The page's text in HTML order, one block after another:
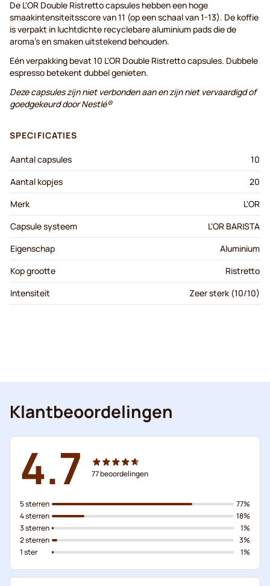
De L'OR Double Ristretto capsules hebben een hoge
smaakintensiteitsscore van 11 (op een schaal van 1-13). De koffie
is verpakt in luchtdichte recyclebare aluminium pads die de
aroma's en smaken uitstekend behouden.
Eén verpakking bevat 10 L'OR Double Ristretto capsules. Dubbele
espresso betekent dubbel genieten.
Deze capsules zijn niet verbonden aan en zijn niet vervaardigd of
goedgekeurd door Nestlé®
SPECIFICATIES
Aantal capsules
10
Aantal kopjes
20
Merk
L'OR
Capsule systeem
L'OR BARISTA
Eigenschap
Aluminium
Kop grootte
Ristretto
Intensiteit
Zeer sterk (10/10)
Klantbeoordelingen
4.7 77beoordelingen
5 sterren
4 sterren
3 sterren
2 sterren
1 ster
77%
18%
1%
3%
1%